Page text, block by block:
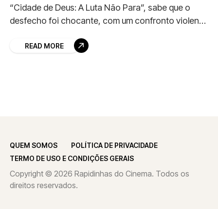
“Cidade de Deus: A Luta Não Para”, sabe que o
desfecho foi chocante, com um confronto violento
READ MORE
QUEM SOMOS
POLÍTICA DE PRIVACIDADE
TERMO DE USO E CONDIÇÕES GERAIS
Copyright © 2026 Rapidinhas do Cinema. Todos os
direitos reservados.